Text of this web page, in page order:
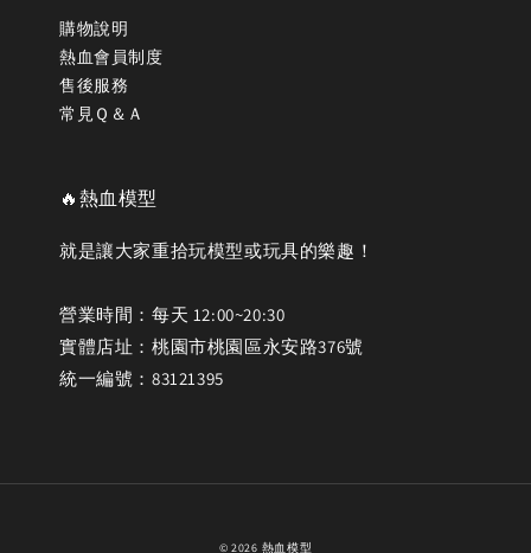
購物說明
熱血會員制度
售後服務
常見Ｑ＆Ａ
🔥熱血模型
就是讓大家重拾玩模型或玩具的樂趣！
營業時間：每天 12:00~20:30
實體店址：桃園市桃園區永安路376號
統一編號：83121395
© 2026 熱血模型